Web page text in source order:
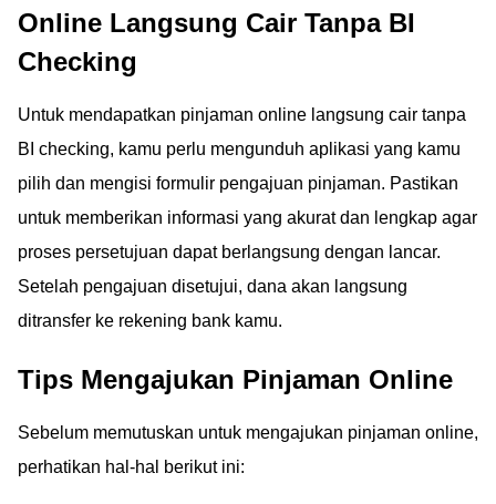
Online Langsung Cair Tanpa BI
Checking
Untuk mendapatkan pinjaman online langsung cair tanpa
BI checking, kamu perlu mengunduh aplikasi yang kamu
pilih dan mengisi formulir pengajuan pinjaman. Pastikan
untuk memberikan informasi yang akurat dan lengkap agar
proses persetujuan dapat berlangsung dengan lancar.
Setelah pengajuan disetujui, dana akan langsung
ditransfer ke rekening bank kamu.
Tips Mengajukan Pinjaman Online
Sebelum memutuskan untuk mengajukan pinjaman online,
perhatikan hal-hal berikut ini: